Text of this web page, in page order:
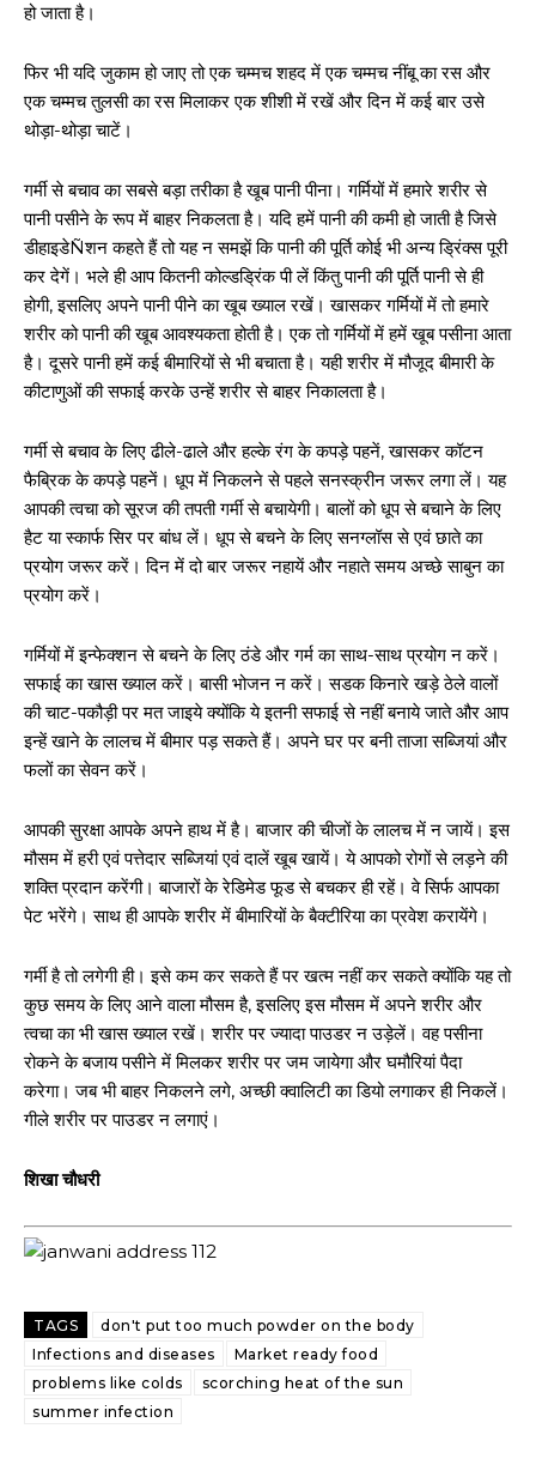
हो जाता है।
फिर भी यदि जुकाम हो जाए तो एक चम्मच शहद में एक चम्मच नींबू का रस और
एक चम्मच तुलसी का रस मिलाकर एक शीशी में रखें और दिन में कई बार उसे
थोड़ा-थोड़ा चाटें।
गर्मी से बचाव का सबसे बड़ा तरीका है खूब पानी पीना। गर्मियों में हमारे शरीर से
पानी पसीने के रूप में बाहर निकलता है। यदि हमें पानी की कमी हो जाती है जिसे
डीहाइडेÑशन कहते हैं तो यह न समझें कि पानी की पूर्ति कोई भी अन्य ड्रिंक्स पूरी
कर देगें। भले ही आप कितनी कोल्डड्रिंक पी लें किंतु पानी की पूर्ति पानी से ही
होगी, इसलिए अपने पानी पीने का खूब ख्याल रखें। खासकर गर्मियों में तो हमारे
शरीर को पानी की खूब आवश्यकता होती है। एक तो गर्मियों में हमें खूब पसीना आता
है। दूसरे पानी हमें कई बीमारियों से भी बचाता है। यही शरीर में मौजूद बीमारी के
कीटाणुओं की सफाई करके उन्हें शरीर से बाहर निकालता है।
गर्मी से बचाव के लिए ढीले-ढाले और हल्के रंग के कपड़े पहनें, खासकर कॉटन
फैब्रिक के कपड़े पहनें। धूप में निकलने से पहले सनस्क्रीन जरूर लगा लें। यह
आपकी त्वचा को सूरज की तपती गर्मी से बचायेगी। बालों को धूप से बचाने के लिए
हैट या स्कार्फ सिर पर बांध लें। धूप से बचने के लिए सनग्लॉस से एवं छाते का
प्रयोग जरूर करें। दिन में दो बार जरूर नहायें और नहाते समय अच्छे साबुन का
प्रयोग करें।
गर्मियों में इन्फेक्शन से बचने के लिए ठंडे और गर्म का साथ-साथ प्रयोग न करें।
सफाई का खास ख्याल करें। बासी भोजन न करें। सडक किनारे खड़े ठेले वालों
की चाट-पकौड़ी पर मत जाइये क्योंकि ये इतनी सफाई से नहीं बनाये जाते और आप
इन्हें खाने के लालच में बीमार पड़ सकते हैं। अपने घर पर बनी ताजा सब्जियां और
फलों का सेवन करें।
आपकी सुरक्षा आपके अपने हाथ में है। बाजार की चीजों के लालच में न जायें। इस
मौसम में हरी एवं पत्तेदार सब्जियां एवं दालें खूब खायें। ये आपको रोगों से लड़ने की
शक्ति प्रदान करेंगी। बाजारों के रेडिमेड फूड से बचकर ही रहें। वे सिर्फ आपका
पेट भरेंगे। साथ ही आपके शरीर में बीमारियों के बैक्टीरिया का प्रवेश करायेंगे।
गर्मी है तो लगेगी ही। इसे कम कर सकते हैं पर खत्म नहीं कर सकते क्योंकि यह तो
कुछ समय के लिए आने वाला मौसम है, इसलिए इस मौसम में अपने शरीर और
त्वचा का भी खास ख्याल रखें। शरीर पर ज्यादा पाउडर न उड़ेलें। वह पसीना
रोकने के बजाय पसीने में मिलकर शरीर पर जम जायेगा और घमौरियां पैदा
करेगा। जब भी बाहर निकलने लगे, अच्छी क्वालिटी का डियो लगाकर ही निकलें।
गीले शरीर पर पाउडर न लगाएं।
शिखा चौधरी
TAGS
don't put too much powder on the body
Infections and diseases
Market ready food
problems like colds
scorching heat of the sun
summer infection